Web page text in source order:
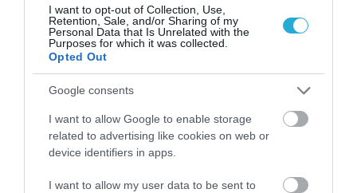
I want to opt-out of Collection, Use,
Retention, Sale, and/or Sharing of my
Personal Data that Is Unrelated with the
Purposes for which it was collected.
Opted Out
Google consents
I want to allow Google to enable storage
related to advertising like cookies on web or
device identifiers in apps.
I want to allow my user data to be sent to
ΔΗΜΟΦΙΛΗ